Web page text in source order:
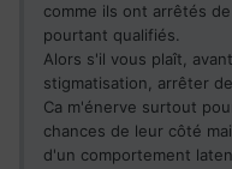
comme ils ont arrêtés
pourtant qualifiés.
Alors s'il vous plaît,
stigmatisation, arrêter
Ca m'énerve surtout
chances de leur côté
d'un comportement